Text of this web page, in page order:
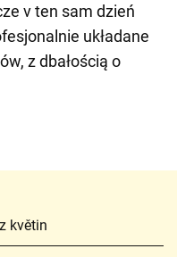
v ten sam dzień
układane
z dbałością o
květin